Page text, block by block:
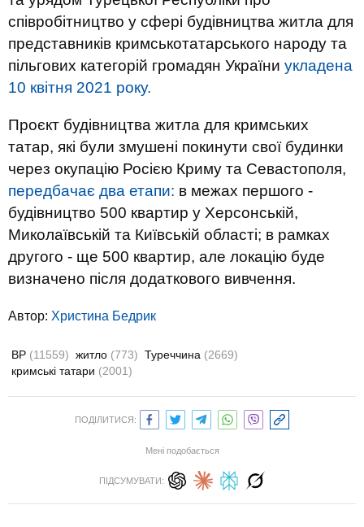
співробітництво у сфері будівництва житла для
представників кримськотатарського народу та
пільгових категорій громадян України укладена
10 квітня 2021 року.
Проєкт будівництва житла для кримських
татар, які були змушені покинути свої будинки
через окупацію Росією Криму та Севастополя,
передбачає два етапи: в межах першого -
будівництво 500 квартир у Херсонській,
Миколаївській та Київській області; в рамках
другого - ще 500 квартир, але локацію буде
визначено після додаткового вивчення.
Автор: Христина Бедрик
ВР (11559) житло (773) Туреччина (2669)
кримські татари (2001)
ПОДІЛИТИСЯ:
Мені подобається
ПІДСУМУВАТИ: